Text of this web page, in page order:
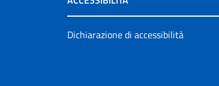
Dichiarazione di accessibilità